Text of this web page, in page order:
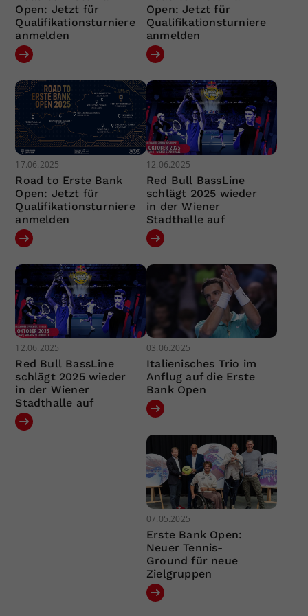
Open: Jetzt für
Qualifikationsturniere
anmelden
Open: Jetzt für
Qualifikationsturniere
anmelden
17.06.2025
Road to Erste Bank
Open: Jetzt für
Qualifikationsturniere
anmelden
12.06.2025
Red Bull BassLine
schlägt 2025 wieder
in der Wiener
Stadthalle auf
12.06.2025
Red Bull BassLine
schlägt 2025 wieder
in der Wiener
Stadthalle auf
03.06.2025
Italienisches Trio im
Anflug auf die Erste
Bank Open
07.05.2025
Erste Bank Open:
Neuer Tennis-
Ground für neue
Zielgruppen